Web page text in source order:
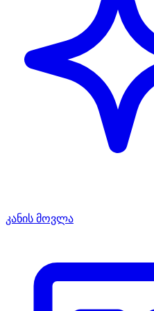
კანის მოვლა